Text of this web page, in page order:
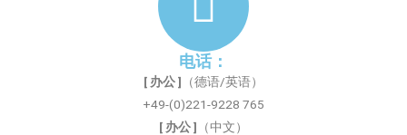
电话：
[ 办公 ] （德语/英语）
+49-(0)221-9228 765
[ 办公 ] （中文）